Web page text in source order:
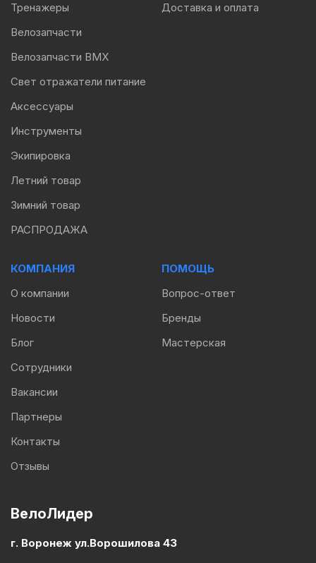
ВелоЛидер
г. Воронеж ул.Ворошилова 43
Тренажеры
Велозапчасти
Велозапчасти BMX
Свет отражатели питание
Аксессуары
Инструменты
Экипировка
Летний товар
Зимний товар
РАСПРОДАЖА
Доставка и оплата
КОМПАНИЯ
О компании
Новости
Блог
Сотрудники
Вакансии
Партнеры
Контакты
Отзывы
ПОМОЩЬ
Вопрос-ответ
Бренды
Мастерская